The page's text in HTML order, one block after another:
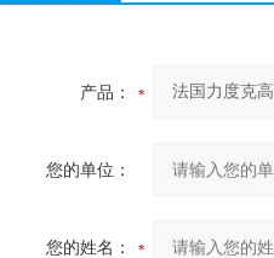
产品：
您的单位：
您的姓名：